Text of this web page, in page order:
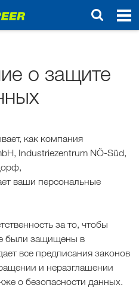
о защите
как компания
Industriezentrum NÖ-Süd,
ваши персональные
за то, чтобы
были защищены в
все предписания законов
и неразглашении
о безопасности данных.